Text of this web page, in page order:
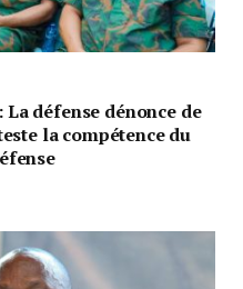
défense dénonce de
la compétence du